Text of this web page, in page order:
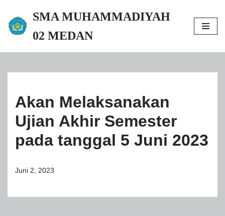
Lompat
konten
SMA MUHAMMADIYAH 02
MEDAN
Akan Melaksanakan Ujian
Akhir Semester pada
tanggal 5 Juni 2023
Juni 2, 2023